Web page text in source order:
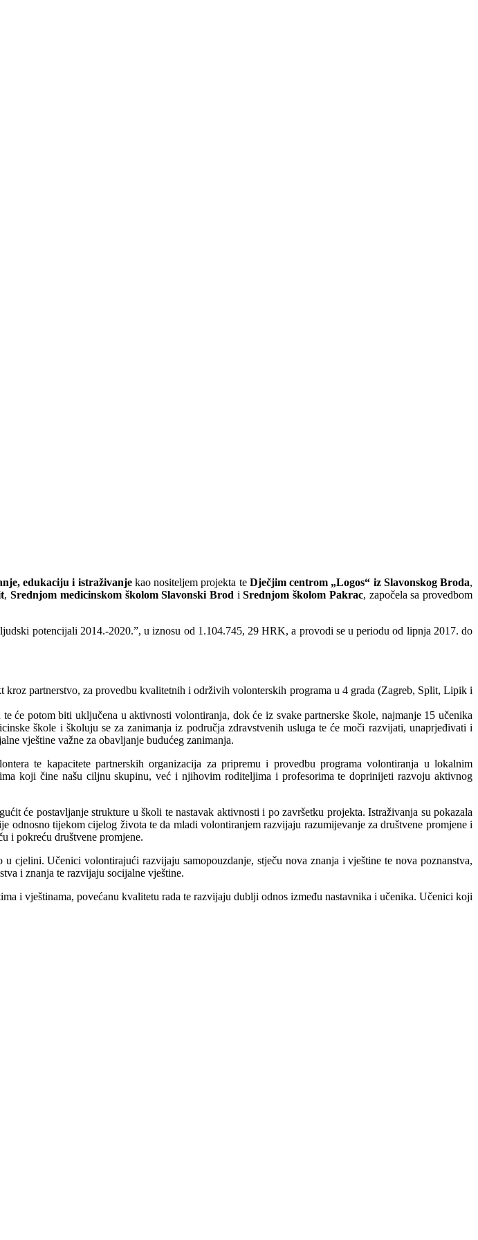
edukaciju i istraživanjekao nositeljem projekta te Dječjim centrom „Logos“ iz Slavonskog Broda,
,Srednjom medicinskom školom Slavonski Brod iSrednjom školom Pakrac, započela sa provedbom
potencijali 2014.-2020.”, u iznosu od 1.104.745, 29 HRK, a provodi se u periodu od lipnja 2017. do
partnerstvo, za provedbu kvalitetnih i održivih volonterskih programa u 4 grada (Zagreb, Split, Lipik i
će potom biti uključena u aktivnosti volontiranja, dok će iz svake partnerske škole, najmanje 15 učenika
škole i školuju se za zanimanja iz područja zdravstvenih usluga te će moči razvijati, unaprjeđivati i
vještine važne za obavljanje budućeg zanimanja.
te kapacitete partnerskih organizacija za pripremu i provedbu programa volontiranja u lokalnim
koji čine našu ciljnu skupinu, već i njihovim roditeljima i profesorima te doprinijeti razvoju aktivnog
će postavljanje strukture u školi te nastavak aktivnosti i po završetku projekta. Istraživanja su pokazala
tijekom cijelog života te da mladi volontiranjem razvijaju razumijevanje za društvene promjene i
i pokreću društvene promjene.
cjelini. Učenici volontirajući razvijaju samopouzdanje, stječu nova znanja i vještine te nova poznanstva,
i znanja te razvijaju socijalne vještine.
i vještinama, povećanu kvalitetu rada te razvijaju dublji odnos između nastavnika i učenika. Učenici koji